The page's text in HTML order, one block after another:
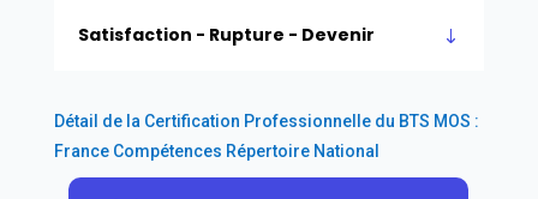
Satisfaction - Rupture - Devenir
Détail de la Certification Professionnelle du BTS MOS :
France Compétences Répertoire National